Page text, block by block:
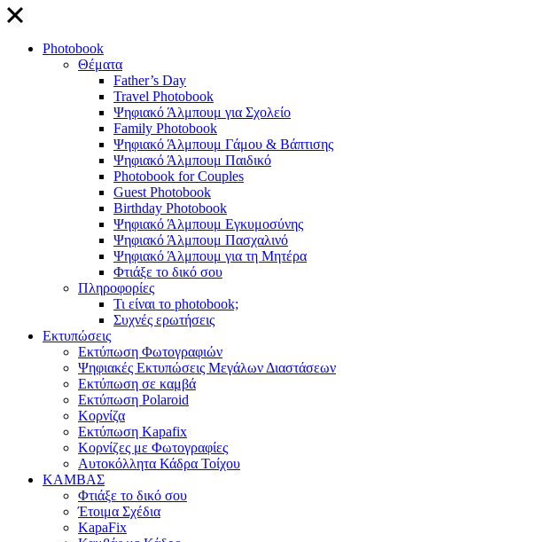
close
Photobook
Θέματα
Father’s Day
Travel Photobook
Ψηφιακό Άλμπουμ για Σχολείο
Family Photobook
Ψηφιακό Άλμπουμ Γάμου & Βάπτισης
Ψηφιακό Άλμπουμ Παιδικό
Photobook for Couples
Guest Photobook
Birthday Photobook
Ψηφιακό Άλμπουμ Εγκυμοσύνης
Ψηφιακό Άλμπουμ Πασχαλινό
Ψηφιακό Άλμπουμ για τη Μητέρα
Φτιάξε το δικό σου
Πληροφορίες
Τι είναι το photobook;
Συχνές ερωτήσεις
Εκτυπώσεις
Εκτύπωση Φωτογραφιών
Ψηφιακές Εκτυπώσεις Μεγάλων Διαστάσεων
Εκτύπωση σε καμβά
Εκτύπωση Polaroid
Κορνίζα
Εκτύπωση Kapafix
Κορνίζες με Φωτογραφίες
Αυτοκόλλητα Κάδρα Τοίχου
ΚΑΜΒΑΣ
Φτιάξε το δικό σου
Έτοιμα Σχέδια
KapaFix